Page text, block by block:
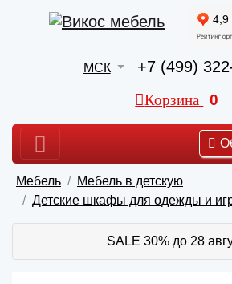
МСК +7 (499)
Корзина 0
Мебель
Мебель в детскую
Детские шкафы для одежды и
SALE 30% до 28